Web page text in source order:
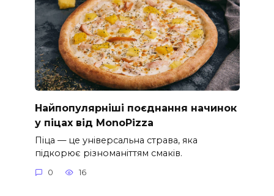
Найпопулярніші поєднання начинок
у піцах від MonoPizza
Піца — це універсальна страва, яка
підкорює різноманіттям смаків.
0 16